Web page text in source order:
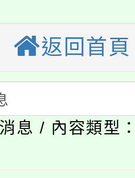
動
115學年度學生
語及新住民語歌
校115學年度第
)教師甄選結果(
校115學年度第
)教師甄選結果(
文化大學推廣
》溝通分析基
活教案入校路
返回首頁
息 / 內容類型